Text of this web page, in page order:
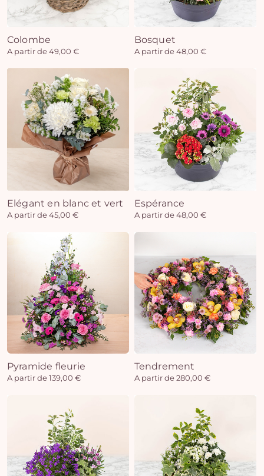
Colombe
A partir de 49,00 €
Bosquet
A partir de 48,00 €
Elégant en blanc et vert
A partir de 45,00 €
Espérance
A partir de 48,00 €
Pyramide fleurie
A partir de 139,00 €
Tendrement
A partir de 280,00 €